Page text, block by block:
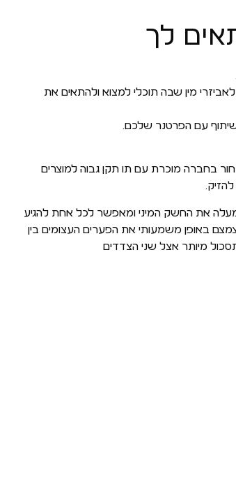
לך
לאביזרי מין שבה תוכלי למצוא ולהתאים את
עם הפרטנר שלכם.
בחברה מוכרת עם תו תקן גבוה למוצרים
מעלה את החשק המיני ומאפשר לכל אחת להגיע
באופן משמעותי את הפערים העצומים בין
מיותר אצל שני הצדדים